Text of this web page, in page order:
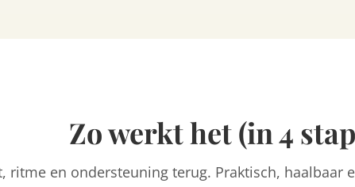
Zo werkt het (in 4
ritme en ondersteuning terug. Praktisch, haalbaar